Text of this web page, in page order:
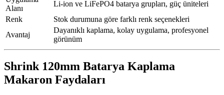
Alanı
Li-ion ve LiFePO4 batarya grupları, güç üniteleri
Renk
Stok durumuna göre farklı renk seçenekleri
Avantaj
Dayanıklı kaplama, kolay uygulama, profesyonel
görünüm
Shrink 120mm Batarya Kaplama
Makaron Faydaları